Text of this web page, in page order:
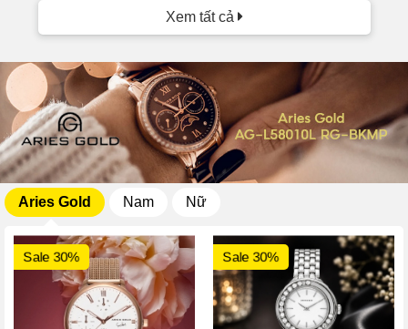
Xem tất cả
Aries Gold Nam Nữ
Sale 30% Sale 30%